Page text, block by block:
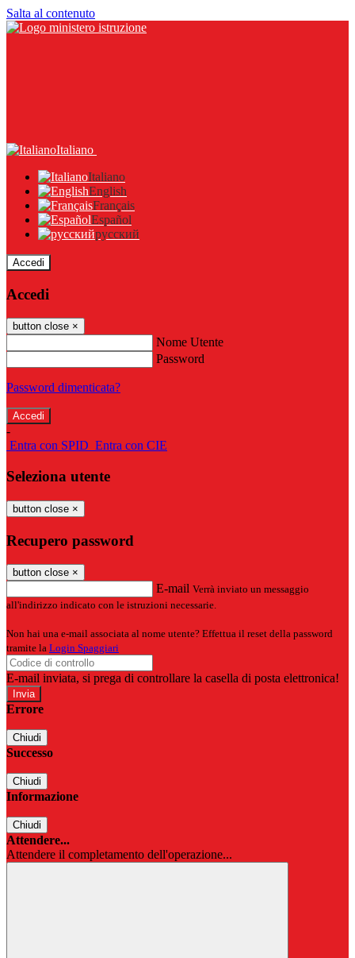
Salta al contenuto
Italiano
Italiano
English
Français
Español
русский
Accedi
Accedi
button close ×
Nome Utente
Password
Password dimenticata?
-
Entra con SPID Entra con CIE
Seleziona utente
button close ×
Recupero password
button close ×
E-mail Verrà inviato un messaggio
all'indirizzo indicato con le istruzioni necessarie.
Non hai una e-mail associata al nome utente? Effettua il reset della password
tramite la Login Spaggiari
E-mail inviata, si prega di controllare la casella di posta elettronica!
Errore
Chiudi
Successo
Chiudi
Informazione
Chiudi
Attendere...
Attendere il completamento dell'operazione...